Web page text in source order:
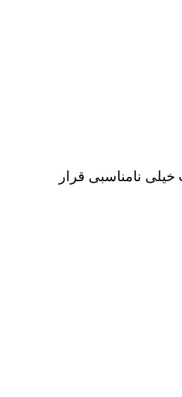
در وضعیت خیلی نامناسبی قرار